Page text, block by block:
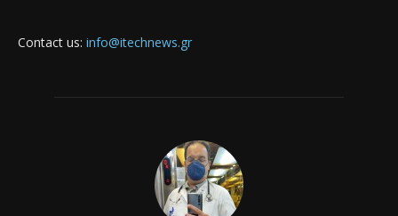
Contact us: info@itechnews.gr